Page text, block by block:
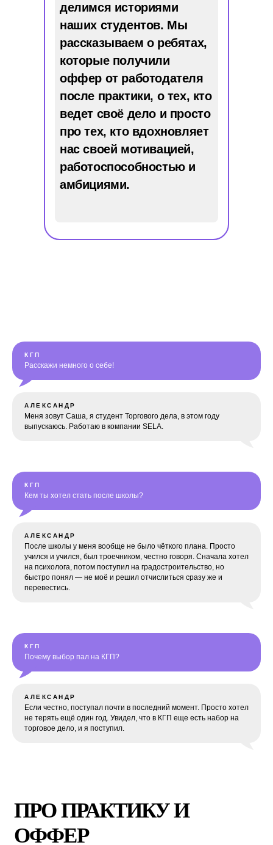
делимся историями
наших студентов. Мы
рассказываем о ребятах,
которые получили
оффер от работодателя
после практики, о тех, кто
ведет своё дело и просто
про тех, кто вдохновляет
нас своей мотивацией,
работоспособностью и
амбициями.
КГП
Расскажи немного о себе!
АЛЕКСАНДР
Меня зовут Саша, я студент Торгового дела, в этом году
выпускаюсь. Работаю в компании SELA.
КГП
Кем ты хотел стать после школы?
АЛЕКСАНДР
После школы у меня вообще не было чёткого плана. Просто
учился и учился, был троечником, честно говоря. Сначала хотел
на психолога, потом поступил на градостроительство, но
быстро понял — не моё и решил отчислиться сразу же и
перевестись.
КГП
Почему выбор пал на КГП?
АЛЕКСАНДР
Если честно, поступал почти в последний момент. Просто хотел
не терять ещё один год. Увидел, что в КГП еще есть набор на
торговое дело, и я поступил.
ОФФЕР